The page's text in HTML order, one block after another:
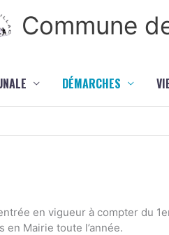
Commune
DÉMARCHES
en vigueur à compter du
Mairie toute l’année.